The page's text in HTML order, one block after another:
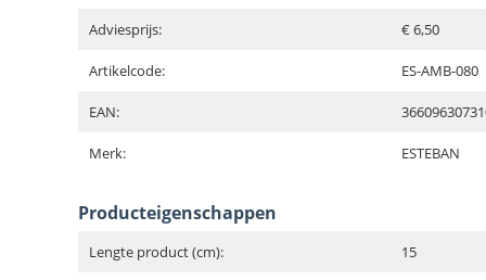
Adviesprijs: € 6,50
Artikelcode: ES-AMB-080
EAN:
Merk: ESTEBAN
Producteigenschappen
Lengte product (cm): 15